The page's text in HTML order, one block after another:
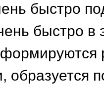
быстро
быстро в
образуется